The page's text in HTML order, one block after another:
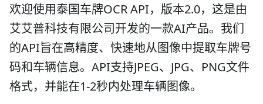
欢迎使用泰国车牌OCR API，版本2.0，这是由
艾艾普科技有限公司开发的一款AI产品。我们
的API旨在高精度、快速地从图像中提取车牌号
码和车辆信息。API支持JPEG、JPG、PNG文件
格式，并能在1-2秒内处理车辆图像。